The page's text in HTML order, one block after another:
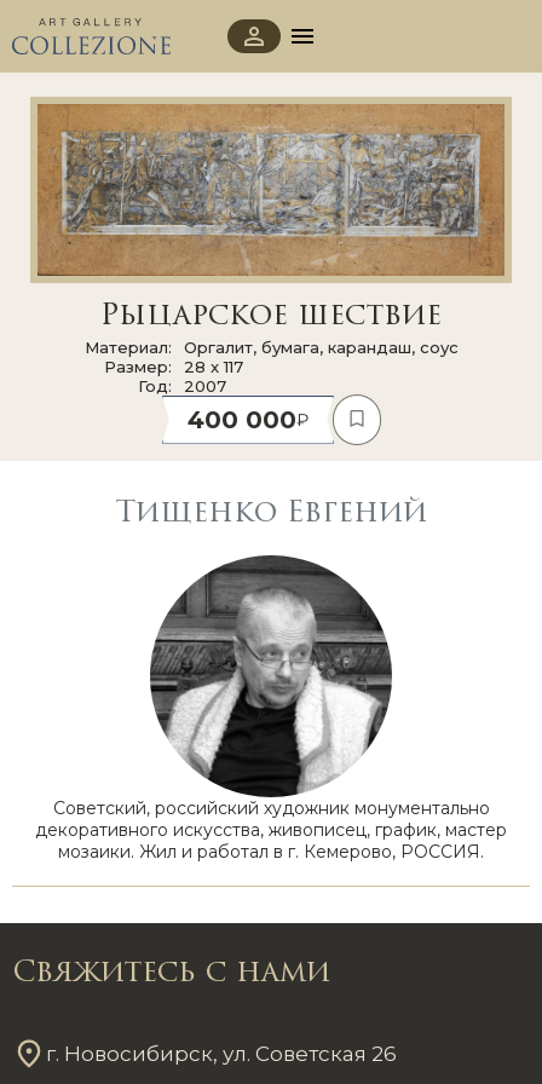
Рыцарское шествие
Материал
Оргалит, бумага, карандаш, соус
Размер
28 x 117
Год
2007
400 000
Тищенко Евгений
Советский, российский художник монументально
декоративного искусства, живописец, график, мастер
мозаики. Жил и работал в г. Кемерово, РОССИЯ.
Свяжитесь с нами
г. Новосибирск, ул. Советская 26